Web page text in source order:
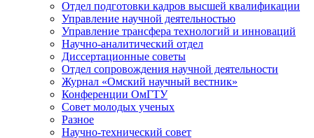
Отдел подготовки кадров высшей квалификации
Управление научной деятельностью
Управление трансфера технологий и инноваций
Научно-аналитический отдел
Диссертационные советы
Отдел сопровождения научной деятельности
Журнал «Омский научный вестник»
Конференции ОмГТУ
Совет молодых ученых
Разное
Научно-технический совет